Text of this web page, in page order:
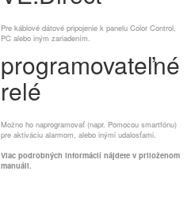
Pre káblové dátové pripojenie k panelu Color Control,
PC alebo iným zariadením.
programovateľné
relé
Možno ho naprogramovať (napr. Pomocou smartfónu)
pre aktiváciu alarmom, alebo inými udalosťami.
Viac podrobných informácií nájdete v priloženom
manuáli.